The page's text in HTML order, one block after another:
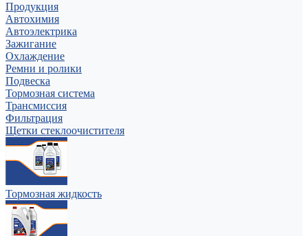
Продукция
Автохимия
Автоэлектрика
Зажигание
Охлаждение
Ремни и ролики
Подвеска
Тормозная система
Трансмиссия
Фильтрация
Щетки стеклоочистителя
Тормозная жидкость